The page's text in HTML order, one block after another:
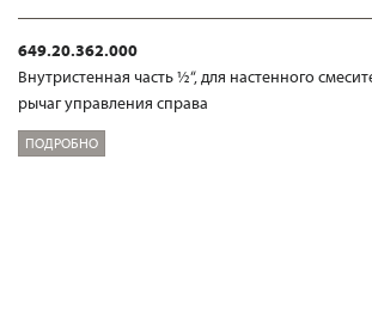
649.20.362.000
Внутристенная часть ½“, для настенного
рычаг управления справа
ПОДРОБНО